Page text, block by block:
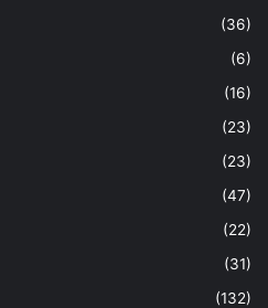
(36)
(6)
(16)
(23)
(23)
(47)
(22)
(31)
(132)